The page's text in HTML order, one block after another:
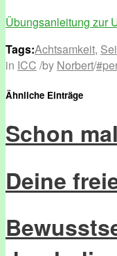
Übungsanleitung zur
Tags:Achtsamkeit,
in ICC /by Norbert/
Ähnliche Einträge
Schon
Deine